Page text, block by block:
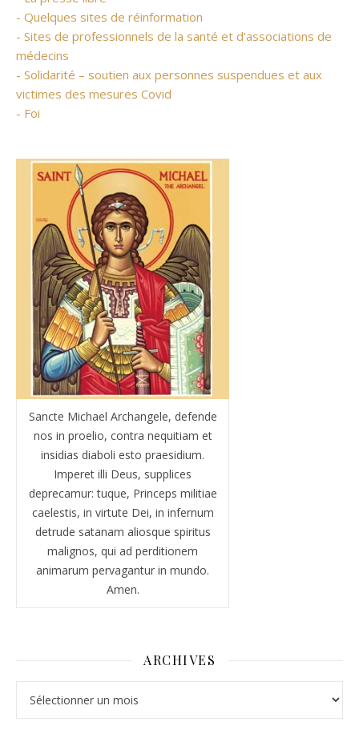
- Quelques sites de réinformation
- Sites de professionnels de la santé et d’associations de
médecins
- Solidarité – soutien aux personnes suspendues et aux
victimes des mesures Covid
- Foi
Sancte Michael Archangele, defende
nos in proelio, contra nequitiam et
insidias diaboli esto praesidium.
Imperet illi Deus, supplices
deprecamur: tuque, Princeps militiae
caelestis, in virtute Dei, in infernum
detrude satanam aliosque spiritus
malignos, qui ad perditionem
animarum pervagantur in mundo.
Amen.
ARCHIVES